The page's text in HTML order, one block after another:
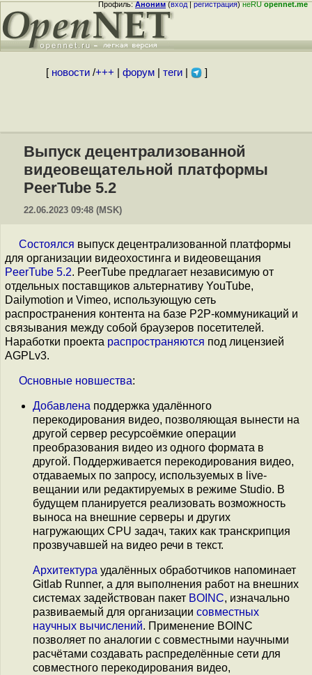
Профиль:Аноним(вход|регистрация)неRUopennet.me
[ новости/+++ форум| теги| ]
Выпуск децентрализованной
видеовещательной платформы
PeerTube 5.2
22.06.2023 09:48 (MSK)
Состоялся выпуск децентрализованной платформы
для организации видеохостинга и видеовещания
PeerTube 5.2. PeerTube предлагает независимую от
отдельных поставщиков альтернативу YouTube,
Dailymotion и Vimeo, использующую сеть
распространения контента на базе P2P-коммуникаций и
связывания между собой браузеров посетителей.
Наработки проекта распространяются под лицензией
AGPLv3.
Основные новшества:
Добавлена поддержка удалённого
перекодирования видео, позволяющая вынести на
другой сервер ресурсоёмкие операции
преобразования видео из одного формата в
другой. Поддерживается перекодирования видео,
отдаваемых по запросу, используемых в live-
вещании или редактируемых в режиме Studio. В
будущем планируется реализовать возможность
выноса на внешние серверы и других
нагружающих CPU задач, таких как транскрипция
прозвучавшей на видео речи в текст.
Архитектура удалённых обработчиков напоминает
Gitlab Runner, а для выполнения работ на внешних
системах задействован пакет BOINC, изначально
развиваемый для организации совместных
научных вычислений. Применение BOINC
позволяет по аналогии с совместными научными
расчётами создавать распределённые сети для
совместного перекодирования видео,